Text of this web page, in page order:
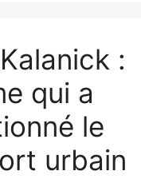
:
qui a
le
urbain